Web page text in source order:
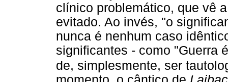
clínico problemático, que vê
evitado. Ao invés, "o
nunca é nenhum caso
significantes - como "Guerra
de, simplesmente, ser